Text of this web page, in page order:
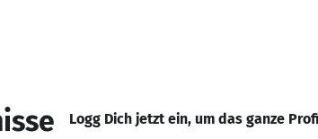
Logg Dich jetzt ein, um das ganze